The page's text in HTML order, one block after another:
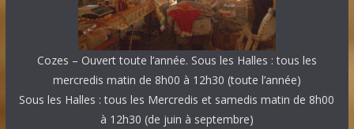
Cozes – Ouvert toute l’année. Sous les Halles : tous les
mercredis matin de 8h00 à 12h30 (toute l’année)
Sous les Halles : tous les Mercredis et samedis matin de 8h00
à 12h30 (de juin à septembre)